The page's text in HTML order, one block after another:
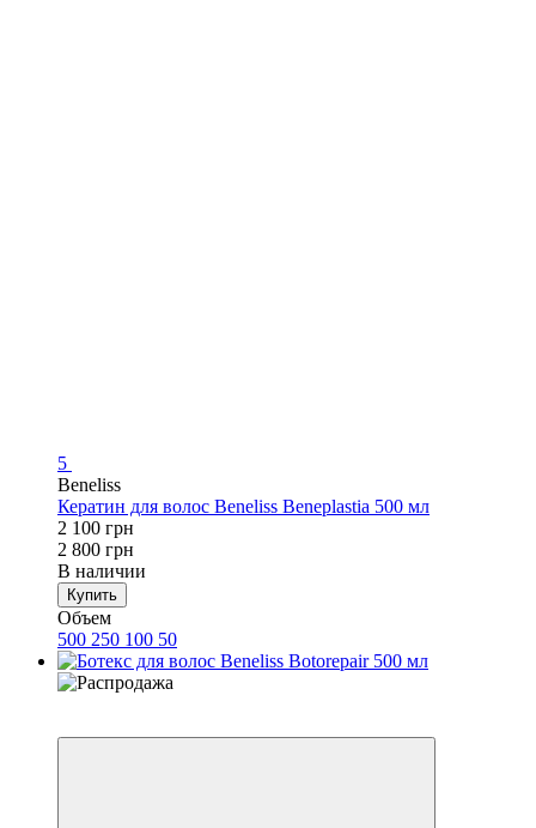
5
Beneliss
Кератин для волос Beneliss Beneplastia 500 мл
2 100 грн
2 800 грн
В наличии
Купить
Объем
500 250 100 50